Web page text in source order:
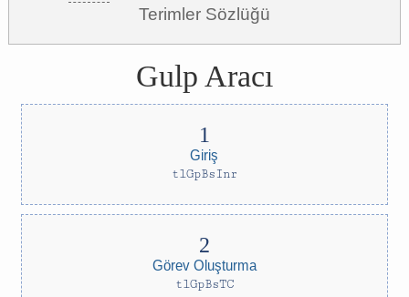
Terimler Sözlüğü
Gulp Aracı
Giriş
tlGpBsInr
Görev Oluşturma
tlGpBsTC